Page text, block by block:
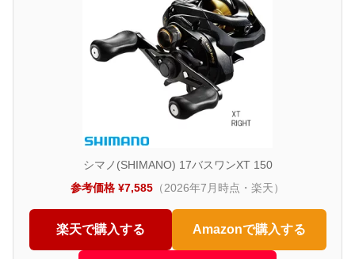
シマノ(SHIMANO) 17バスワンXT 150
参考価格 ¥7,585 （2026年7月時点・楽天）
楽天で購入する Amazonで購入する